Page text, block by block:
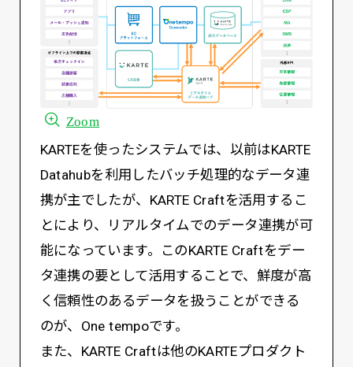
Zoom
KARTEを使ったシステムでは、以前はKARTE
Datahubを利用したバッチ処理的なデータ連
携が主でしたが、KARTE Craftを活用するこ
とにより、リアルタイムでのデータ連携が可
能になっています。このKARTE Craftをデー
タ連携の要として活用することで、鮮度が高
く信頼性のあるデータを扱うことができる
のが、One tempoです。
また、KARTE Craftは他のKARTEプロダクト